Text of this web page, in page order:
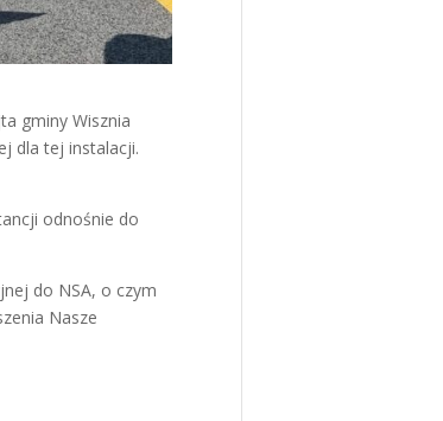
gminy Wisznia
dla tej instalacji.
odnośnie do
do NSA, o czym
Nasze